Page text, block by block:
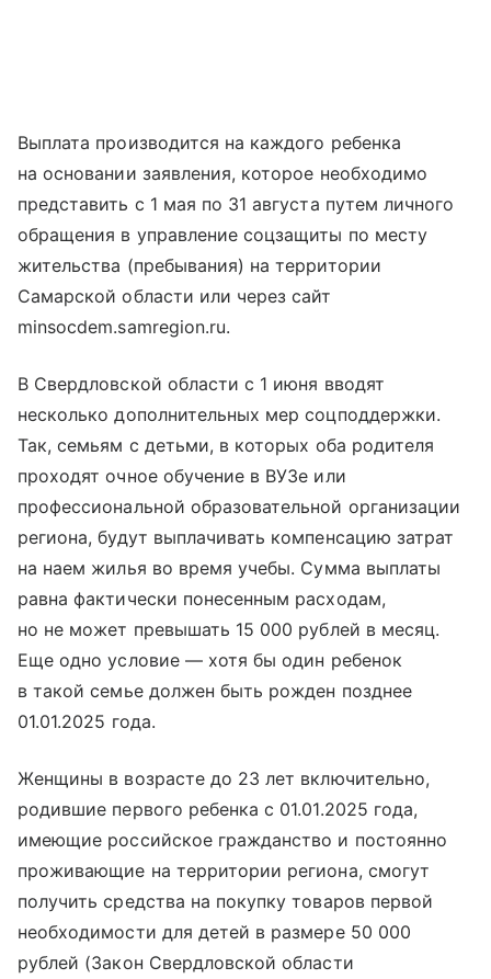
Выплата производится на каждого ребенка
на основании заявления, которое необходимо
представить с 1 мая по 31 августа путем личного
обращения в управление соцзащиты по месту
жительства (пребывания) на территории
Самарской области или через сайт
minsocdem.samregion.ru.
В Свердловской области с 1 июня вводят
несколько дополнительных мер соцподдержки.
Так, семьям с детьми, в которых оба родителя
проходят очное обучение в ВУЗе или
профессиональной образовательной организации
региона, будут выплачивать компенсацию затрат
на наем жилья во время учебы. Сумма выплаты
равна фактически понесенным расходам,
но не может превышать 15 000 рублей в месяц.
Еще одно условие — хотя бы один ребенок
в такой семье должен быть рожден позднее
01.01.2025 года.
Женщины в возрасте до 23 лет включительно,
родившие первого ребенка с 01.01.2025 года,
имеющие российское гражданство и постоянно
проживающие на территории региона, смогут
получить средства на покупку товаров первой
необходимости для детей в размере 50 000
рублей (Закон Свердловской области